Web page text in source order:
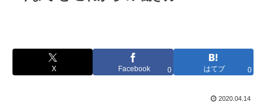
X Facebook 0 はてブ 0
2020.04.14